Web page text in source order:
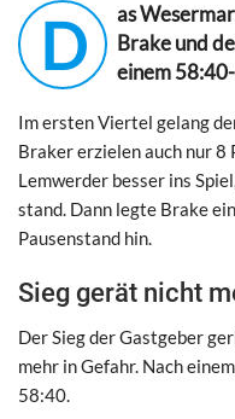
D
as
Brake und
einem
Im ersten Viertel gelang
Braker erzielen auch nur 8
Lemwerder besser ins
stand. Dann legte Brake
Pausenstand hin.
Sieg gerät nicht
Der Sieg der Gastgeber
mehr in Gefahr. Nach
58:40.